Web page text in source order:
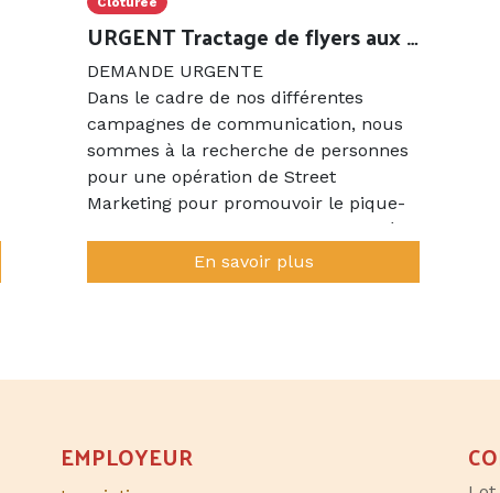
URGENT Tractage de flyers aux abords des marchés de Gramat, Souillac, Saint-Céré et Cahors Vendredi 24 et Samedi 25 Juin
DEMANDE URGENTE
Dans le cadre de nos différentes
campagnes de communication, nous
sommes à la recherche de personnes
pour une opération de Street
Marketing pour promouvoir le pique-
nique des Qualivores, sur le marché
de Souillac le vendredi 24 juin pour 3
heures de distribution dans chaque
En savoir plus
EMPLOYEUR